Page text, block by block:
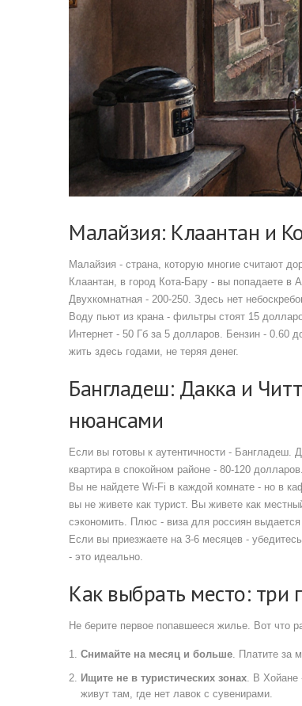
Малайзия: Клаантан и
Малайзия - страна, которую многие считают
Клаантан, в город Кота-Бару - вы попадаете в
Двухкомнатная - 200-250. Здесь нет
Воду пьют из крана - фильтры стоят 15
Интернет - 50 Гб за 5 долларов. Бензин - 0.60
жить здесь годами, не теряя денег.
Бангладеш: Дакка и
нюансами
Если вы готовы к аутентичности -
квартира в спокойном районе - 80-120
Вы не найдете Wi-Fi в каждой комнате - но в
вы не живете как турист. Вы живете как
сэкономить. Плюс - виза для россиян
Если вы приезжаете на 3-6 месяцев -
- это идеально.
Как выбрать место: три
Не берите первое попавшееся жилье. Вот что
Снимайте на месяц и больше . Платите за
Ищите не в туристических зонах . В
живут там, где нет лавок с сувенирами.